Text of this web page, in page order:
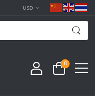
USD
0